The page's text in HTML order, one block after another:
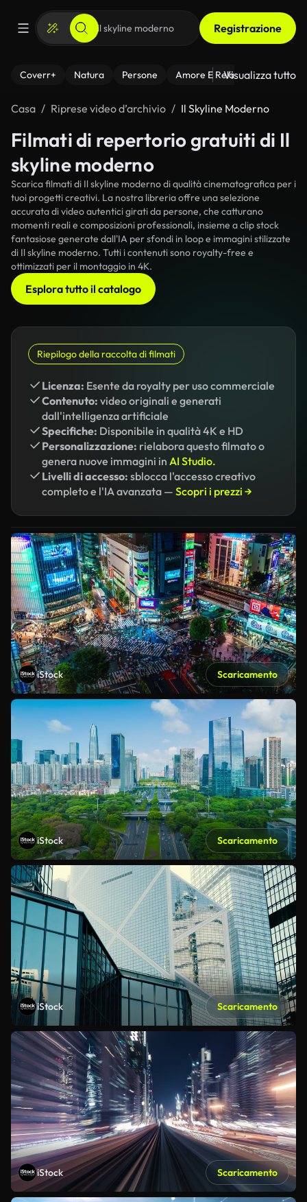
Registrazione
Coverr+ Natura Persone Amore E Relazioni Il
Visualizza tutto
Casa Riprese video d’archivio Il Skyline Moderno
Filmati di repertorio gratuiti di Il
skyline moderno
Scarica filmati di Il skyline moderno di qualità cinematografica per i
tuoi progetti creativi. La nostra libreria offre una selezione
accurata di video autentici girati da persone, che catturano
momenti reali e composizioni professionali, insieme a clip stock
fantasiose generate dall'IA per sfondi in loop e immagini stilizzate
di Il skyline moderno. Tutti i contenuti sono royalty-free e
ottimizzati per il montaggio in 4K.
Esplora tutto il catalogo
Riepilogo della raccolta di filmati
Licenza: Esente da royalty per uso commerciale
Contenuto: video originali e generati
dall'intelligenza artificiale
Specifiche: Disponibile in qualità 4K e HD
Personalizzazione: rielabora questo filmato o
genera nuove immagini in AI Studio.
Livelli di accesso: sblocca l'accesso creativo
completo e l'IA avanzata — Scopri i prezzi →
iStock Scaricamento
iStock Scaricamento
iStock Scaricamento
iStock Scaricamento